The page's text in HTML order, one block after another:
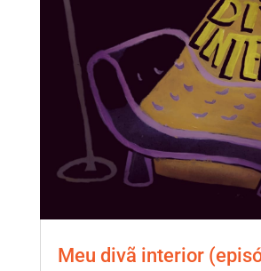
Meu divã interior